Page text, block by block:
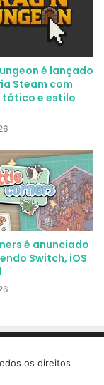
é lançado
Steam com
e estilo
é anunciado
Switch, iOS
os direitos